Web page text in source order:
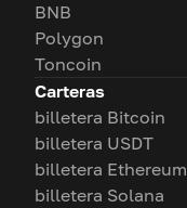
BNB
Polygon
Toncoin
Carteras
billetera Bitcoin
billetera USDT
billetera Ethereum
billetera Solana